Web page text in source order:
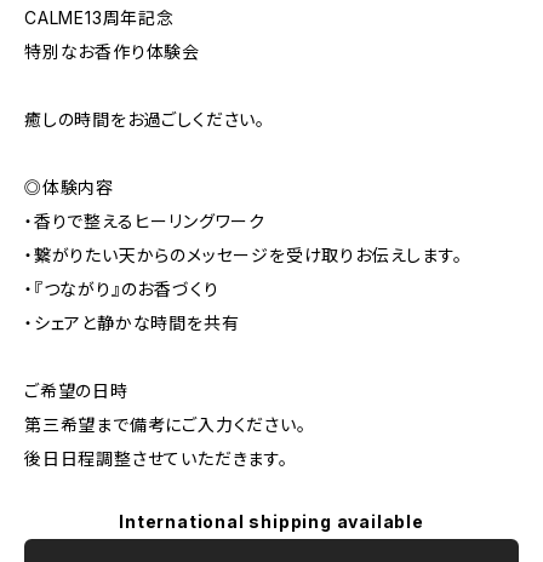
CALME13周年記念
特別なお香作り体験会
癒しの時間をお過ごしください。
◎体験内容
・香りで整えるヒーリングワーク
・繋がりたい天からのメッセージを受け取りお伝えします。
・『つながり』のお香づくり
・シェアと静かな時間を共有
ご希望の日時
第三希望まで備考にご入力ください。
後日日程調整させていただきます。
International shipping available